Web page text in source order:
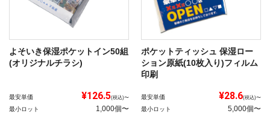
よそいき保湿ポケットイン50組
(オリジナルチラシ)
最安単価 ¥126.5(税込)〜
最小ロット 1,000個〜
ポケットティッシュ 保湿ロー
ション原紙(10枚入り)フィルム
印刷
最安単価 ¥28.6(税込)〜
最小ロット 5,000個〜